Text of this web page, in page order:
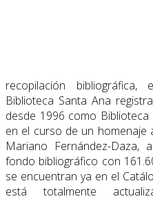
recopilación
Biblioteca Santa Ana
desde 1996 como
en el curso de un homenaje
Mariano Fernández-Daza,
fondo bibliográfico con
se encuentran ya en el
está totalmente